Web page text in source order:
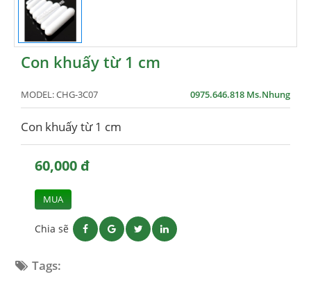
Con khuấy từ 1 cm
MODEL:CHG-3C07 0975.646.818 Ms.Nhung
Con khuấy từ 1 cm
60,000 đ
MUA
Chia sẽ
Tags: